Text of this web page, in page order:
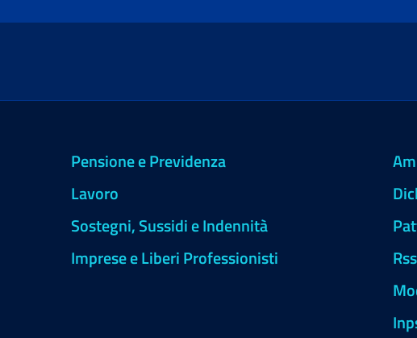
Pensione e Previdenza
Lavoro
Sostegni, Sussidi e Indennità
Imprese e Liberi Professionisti
Rss